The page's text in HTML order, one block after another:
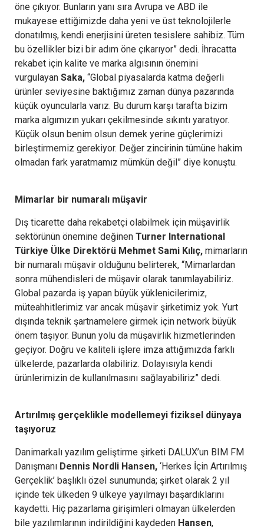
öne çıkıyor. Bunların yanı sıra Avrupa ve ABD ile
mukayese ettiğimizde daha yeni ve üst teknolojilerle
donatılmış, kendi enerjisini üreten tesislere sahibiz. Tüm
bu özellikler bizi bir adım öne çıkarıyor” dedi. İhracatta
rekabet için kalite ve marka algısının önemini
vurgulayan Saka, “Global piyasalarda katma değerli
ürünler seviyesine baktığımız zaman dünya pazarında
küçük oyuncularla varız. Bu durum karşı tarafta bizim
marka algımızın yukarı çekilmesinde sıkıntı yaratıyor.
Küçük olsun benim olsun demek yerine güçlerimizi
birleştirmemiz gerekiyor. Değer zincirinin tümüne hakim
olmadan fark yaratmamız mümkün değil” diye konuştu.
Mimarlar bir numaralı müşavir
Dış ticarette daha rekabetçi olabilmek için müşavirlik
sektörünün önemine değinen Turner International
Türkiye Ülke Direktörü Mehmet Sami Kılıç, mimarların
bir numaralı müşavir olduğunu belirterek, “Mimarlardan
sonra mühendisleri de müşavir olarak tanımlayabiliriz.
Global pazarda iş yapan büyük yüklenicilerimiz,
müteahhitlerimiz var ancak müşavir şirketimiz yok. Yurt
dışında teknik şartnamelere girmek için network büyük
önem taşıyor. Bunun yolu da müşavirlik hizmetlerinden
geçiyor. Doğru ve kaliteli işlere imza attığımızda farklı
ülkelerde, pazarlarda olabiliriz. Dolayısıyla kendi
ürünlerimizin de kullanılmasını sağlayabiliriz” dedi.
Artırılmış gerçeklikle modellemeyi fiziksel dünyaya
taşıyoruz
Danimarkalı yazılım geliştirme şirketi DALUX’un BIM FM
Danışmanı Dennis Nordli Hansen, ‘Herkes İçin Artırılmış
Gerçeklik’ başlıklı özel sunumunda; şirket olarak 2 yıl
içinde tek ülkeden 9 ülkeye yayılmayı başardıklarını
kaydetti. Hiç pazarlama girişimleri olmayan ülkelerden
bile yazılımlarının indirildiğini kaydeden Hansen,